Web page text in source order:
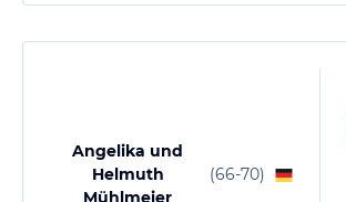
Angelika und
Helmuth
Mühlmeier
(66-70)